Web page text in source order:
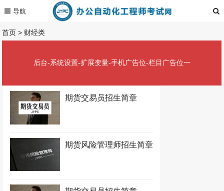
首页 > 财经类
后台-系统设置-扩展变量-手机广告位-栏目广告位一
期货交易员招生简章
期货风险管理师招生简章